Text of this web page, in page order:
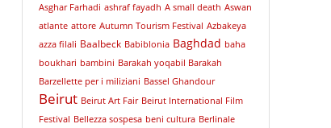
Asghar Farhadi ashraf fayadh A small death Aswan
atlante attore Autumn Tourism Festival Azbakeya
azza filali Baalbeck Babiblonia Baghdad baha
boukhari bambini Barakah yoqabil Barakah
Barzellette per i miliziani Bassel Ghandour
Beirut Beirut Art Fair Beirut International Film
Festival Bellezza sospesa beni cultura Berlinale